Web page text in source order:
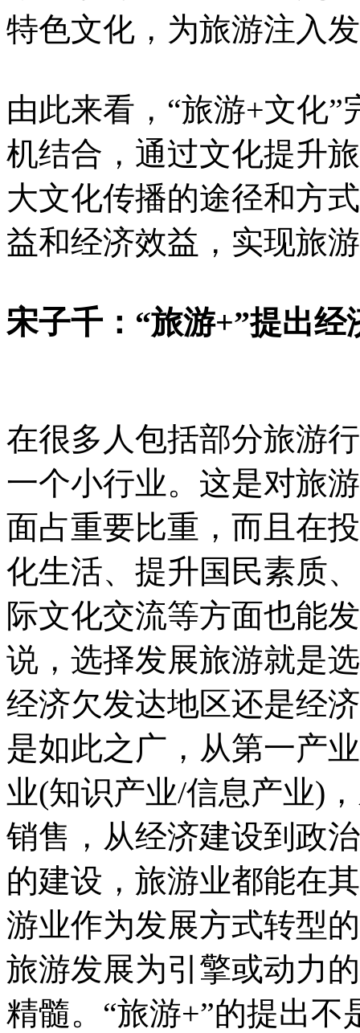
特色文化，为旅游注入
由此来看，“旅游+文化
机结合，通过文化提升
大文化传播的途径和方
益和经济效益，实现旅
宋子千：“旅游+”提出
在很多人包括部分旅游
一个小行业。这是对旅
面占重要比重，而且在
化生活、提升国民素质
际文化交流等方面也能
说，选择发展旅游就是
经济欠发达地区还是经
是如此之广，从第一产
业(知识产业/信息产业)
销售，从经济建设到政
的建设，旅游业都能在
游业作为发展方式转型
旅游发展为引擎或动力
精髓。“旅游+”的提出